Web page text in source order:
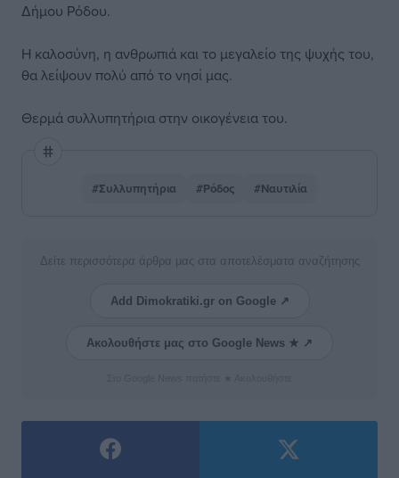
Δήμου Ρόδου.
Η καλοσύνη, η ανθρωπιά και το μεγαλείο της ψυχής του,
θα λείψουν πολύ από το νησί μας.
Θερμά συλλυπητήρια στην οικογένεια του.
#Συλλυπητήρια #Ρόδος #Ναυτιλία
Δείτε περισσότερα άρθρα μας στα αποτελέσματα αναζήτησης
Add Dimokratiki.gr on Google ↗
Ακολουθήστε μας στο Google News ★ ↗